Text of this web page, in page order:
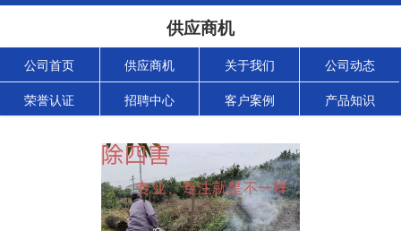
供应商机
公司首页 供应商机 关于我们 公司动态
荣誉认证 招聘中心 客户案例 产品知识